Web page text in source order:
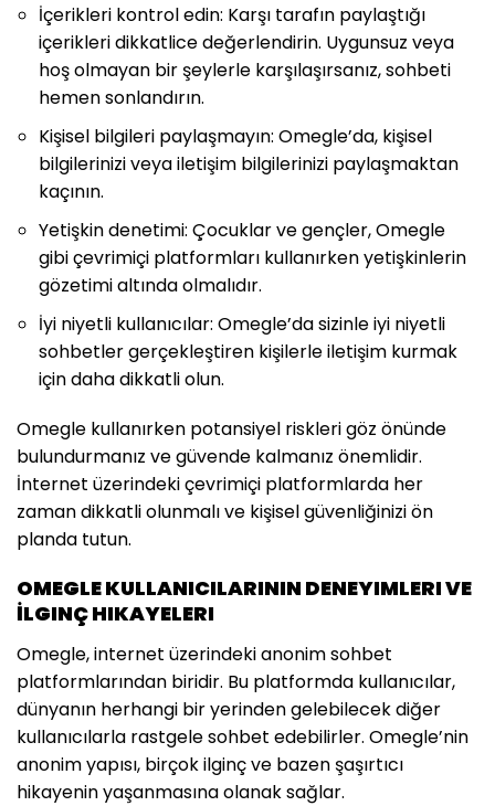
İçerikleri kontrol edin: Karşı tarafın paylaştığı
içerikleri dikkatlice değerlendirin. Uygunsuz veya
hoş olmayan bir şeylerle karşılaşırsanız, sohbeti
hemen sonlandırın.
Kişisel bilgileri paylaşmayın: Omegle’da, kişisel
bilgilerinizi veya iletişim bilgilerinizi paylaşmaktan
kaçının.
Yetişkin denetimi: Çocuklar ve gençler, Omegle
gibi çevrimiçi platformları kullanırken yetişkinlerin
gözetimi altında olmalıdır.
İyi niyetli kullanıcılar: Omegle’da sizinle iyi niyetli
sohbetler gerçekleştiren kişilerle iletişim kurmak
için daha dikkatli olun.
Omegle kullanırken potansiyel riskleri göz önünde
bulundurmanız ve güvende kalmanız önemlidir.
İnternet üzerindeki çevrimiçi platformlarda her
zaman dikkatli olunmalı ve kişisel güvenliğinizi ön
planda tutun.
OMEGLE KULLANICILARININ DENEYIMLERI VE
İLGINÇ HIKAYELERI
Omegle, internet üzerindeki anonim sohbet
platformlarından biridir. Bu platformda kullanıcılar,
dünyanın herhangi bir yerinden gelebilecek diğer
kullanıcılarla rastgele sohbet edebilirler. Omegle’nin
anonim yapısı, birçok ilginç ve bazen şaşırtıcı
hikayenin yaşanmasına olanak sağlar.